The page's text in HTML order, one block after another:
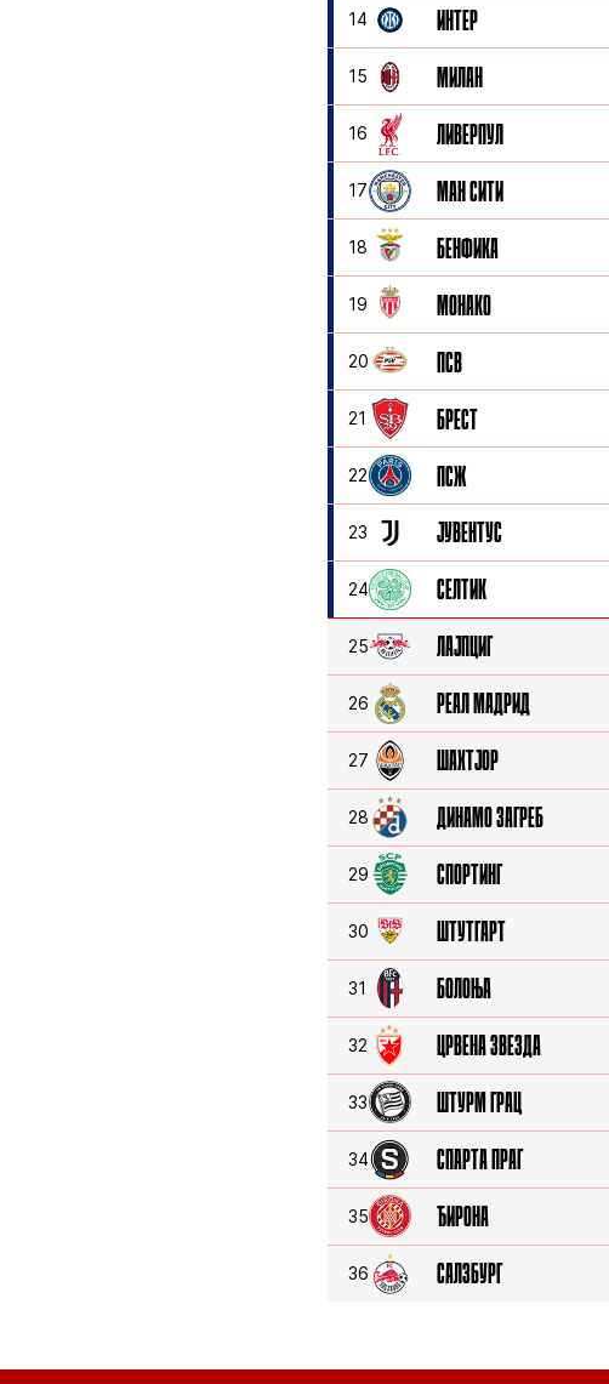
14 ИНТЕР
15 МИЛАН
16 ЛИВЕРПУЛ
17 МАН СИТИ
18 БЕНФИКА
19 МОНАКО
20 ПСВ
21 БРЕСТ
22 ПСЖ
23 ЈУВЕНТУС
24 СЕЛТИК
25 ЛАЈПЦИГ
26 РЕАЛ МАДРИД
27 ШАХТЈОР
28 ДИНАМО ЗАГРЕБ
29 СПОРТИНГ
30 ШТУТГАРТ
31 БОЛОЊА
32 ЦРВЕНА ЗВЕЗДА
33 ШТУРМ ГРАЦ
34 СПАРТА ПРАГ
35 ЂИРОНА
36 САЛЗБУРГ